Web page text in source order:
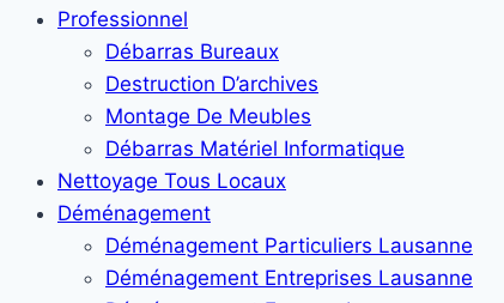
Professionnel
Débarras Bureaux
Destruction D’archives
Montage De Meubles
Débarras Matériel Informatique
Nettoyage Tous Locaux
Déménagement
Déménagement Particuliers Lausanne
Déménagement Entreprises Lausanne